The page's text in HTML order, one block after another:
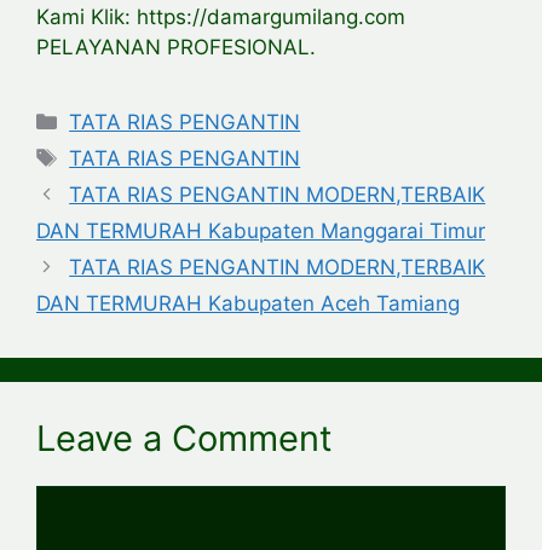
Kami Klik: https://damargumilang.com
PELAYANAN PROFESIONAL.
Categories
TATA RIAS PENGANTIN
Tags
TATA RIAS PENGANTIN
TATA RIAS PENGANTIN MODERN,TERBAIK
DAN TERMURAH Kabupaten Manggarai Timur
TATA RIAS PENGANTIN MODERN,TERBAIK
DAN TERMURAH Kabupaten Aceh Tamiang
Leave a Comment